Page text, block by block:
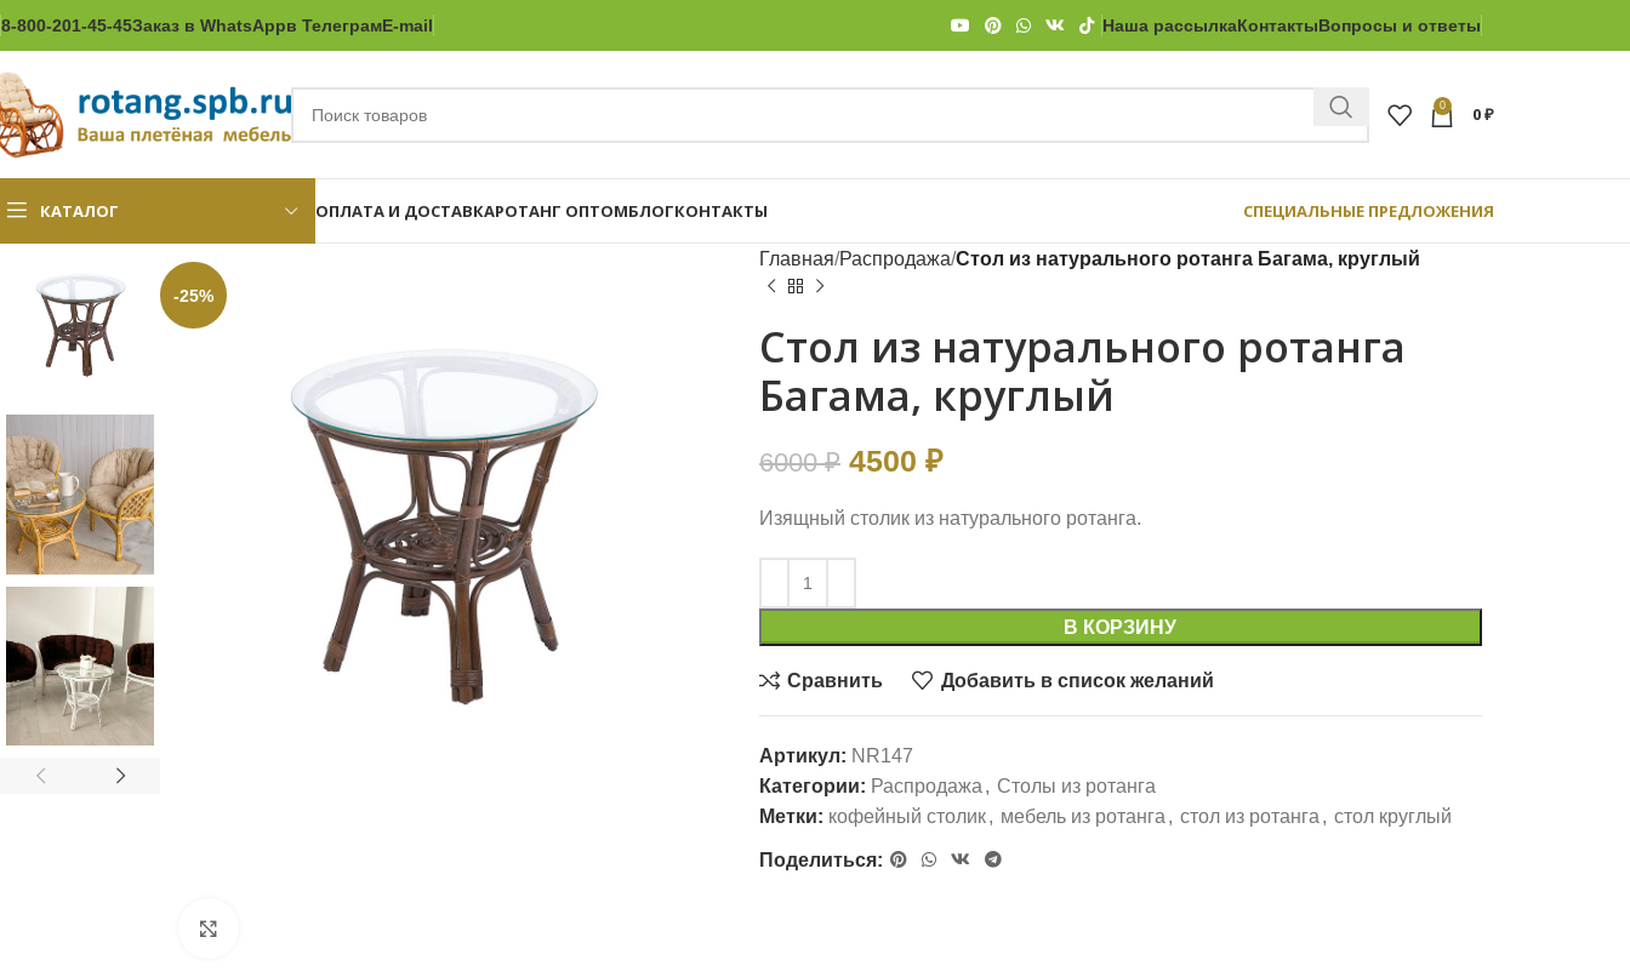
8-800-201-45-45Заказ в WhatsAppв ТелеграмE-mail Наша рассылкаКонтактыВопросы и ответы
0 0₽
КАТАЛОГ ОПЛАТА И ДОСТАВКАРОТАНГ ОПТОМБЛОГКОНТАКТЫ СПЕЦИАЛЬНЫЕ ПРЕДЛОЖЕНИЯ
-25%
Главная Распродажа Стол из натурального ротанга Багама, круглый
Стол из натурального ротанга
Багама, круглый
6000₽ 4500 ₽
Изящный столик из натурального ротанга.
В КОРЗИНУ
Сравнить Добавить в список желаний
Артикул: NR147
Категории: Распродажа , Столы из ротанга
Метки: кофейный столик, мебель из ротанга , стол из ротанга , стол круглый
Поделиться: